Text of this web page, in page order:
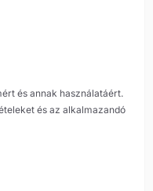
és annak használatáért.
és az alkalmazandó